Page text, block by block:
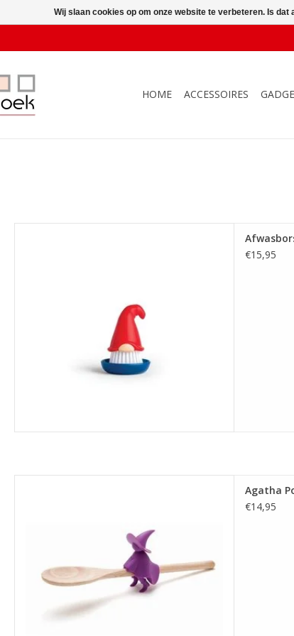
HOME ACCESSOIRES
€15,95
Agatha
€14,95
Wij slaan cookies op om onze website te verbeteren. Is dat